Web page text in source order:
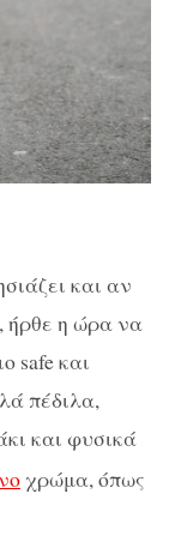
και αν
ήρθε η ώρα να
safe και
πέδιλα,
και φυσικά
χρώμα, όπως